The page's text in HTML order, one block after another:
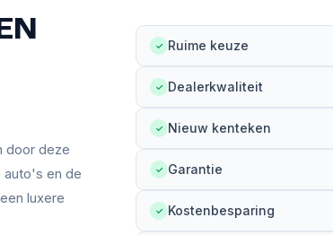
door deze
auto's en de
luxere
✓ Ruime keuze
✓ Dealerkwaliteit
✓ Nieuw kenteken
✓ Garantie
✓ Kostenbesparing